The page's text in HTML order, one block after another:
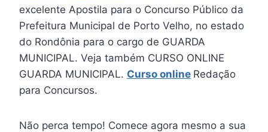
excelente Apostila para o Concurso Público da
Prefeitura Municipal de Porto Velho, no estado
do Rondônia para o cargo de GUARDA
MUNICIPAL. Veja também CURSO ONLINE
GUARDA MUNICIPAL. Curso online Redação
para Concursos.
Não perca tempo! Comece agora mesmo a sua